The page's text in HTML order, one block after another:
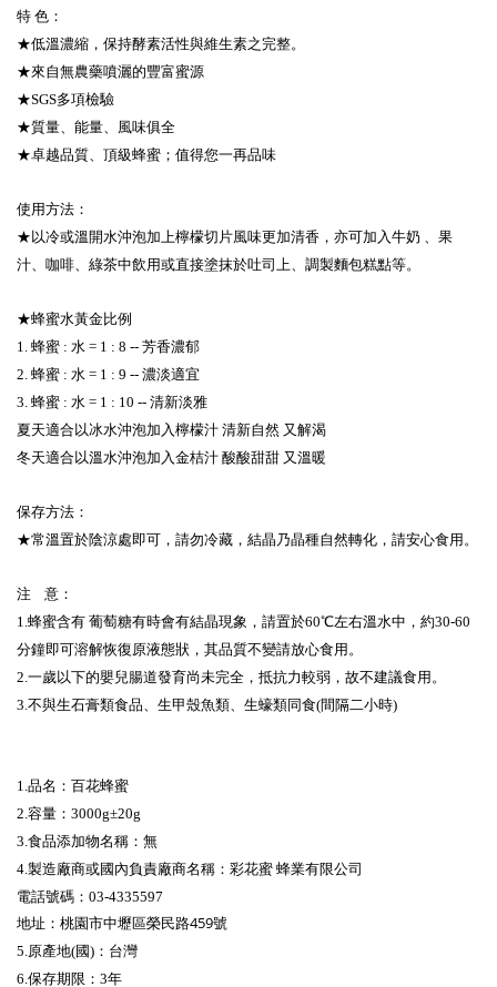
特 色：
★低溫濃縮，保持酵素活性與維生素之完整。
★來自無農藥噴灑的豐富蜜源
★SGS多項檢驗
★質量、能量、風味俱全
★卓越品質、頂級蜂蜜；值得您一再品味
使用方法：
★以冷或溫開水沖泡加上檸檬切片風味更加清香，亦可加入牛奶 、果
汁、咖啡、綠茶中飲用或直接塗抹於吐司上、調製麵包糕點等。
★蜂蜜水黃金比例
1. 蜂蜜 : 水 = 1 : 8 -- 芳香濃郁
2. 蜂蜜 : 水 = 1 : 9 -- 濃淡適宜
3. 蜂蜜 : 水 = 1 : 10 -- 清新淡雅
夏天適合以冰水沖泡加入檸檬汁 清新自然 又解渴
冬天適合以溫水沖泡加入金桔汁 酸酸甜甜 又溫暖
保存方法：
★常溫置於陰涼處即可，請勿冷藏，結晶乃晶種自然轉化，請安心食用。
注 意：
1.蜂蜜含有 葡萄糖有時會有結晶現象，請置於60℃左右溫水中，約30-60
分鐘即可溶解恢復原液態狀，其品質不變請放心食用。
2.一歲以下的嬰兒腸道發育尚未完全，抵抗力較弱，故不建議食用。
3.不與生石膏類食品、生甲殼魚類、生蠔類同食(間隔二小時)
1.品名：百花蜂蜜
2.容量：3000g±20g
3.食品添加物名稱：無
4.製造廠商或國內負責廠商名稱：彩花蜜 蜂業有限公司
電話號碼：03-4335597
地址： 桃園市中壢區榮民路459號
5.原產地(國)：台灣
6.保存期限：3年